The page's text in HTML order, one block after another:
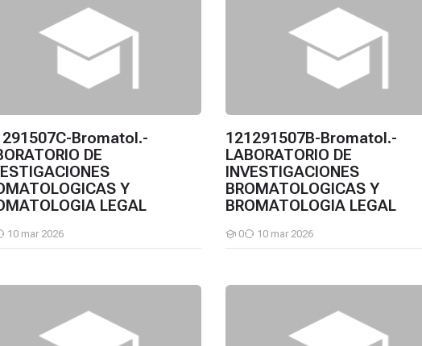
Bromatol.-
DE
Y
LEGAL
10 mar 2026
121291507B-Bromatol.-
LABORATORIO DE
INVESTIGACIONES
BROMATOLOGICAS Y
BROMATOLOGIA LEGAL
0
Estudiantes
10 mar 2026
Y ALIMENTOS
Bromatol.-ADMINISTRACION DE SALUD Y ALIMENTOS
121291506A-Bromatol.-